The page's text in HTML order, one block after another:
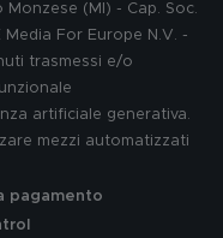
(MI) - Cap. Soc.
For Europe N.V. -
trasmessi e/o
artificiale generativa.
mezzi automatizzati
pagamento